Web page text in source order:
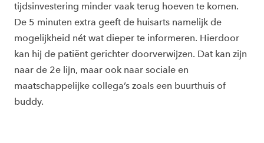
tijdsinvestering minder vaak terug hoeven te komen.
De 5 minuten extra geeft de huisarts namelijk de
mogelijkheid nét wat dieper te informeren. Hierdoor
kan hij de patiënt gerichter doorverwijzen. Dat kan zijn
naar de 2e lijn, maar ook naar sociale en
maatschappelijke collega’s zoals een buurthuis of
buddy.